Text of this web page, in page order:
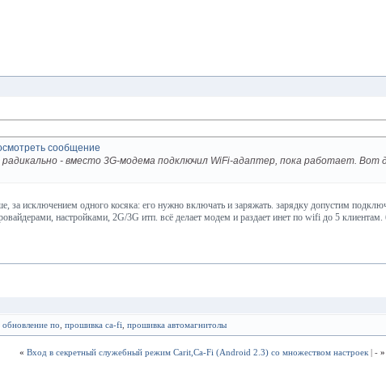
- вместо 3G-модема подключил WiFi-адаптер, пока работает. Вот
за исключением одного косяка: его нужно включать и заряжать. зарядку допустим
настройками, 2G/3G итп. всё делает модем и раздает инет по wifi до 5
обновление по прошивка ca-fi прошивка автомагнитолы
« Вход в секретный служебный режим Carit,Ca-Fi (Android 2.3) со множеством настроек | - »